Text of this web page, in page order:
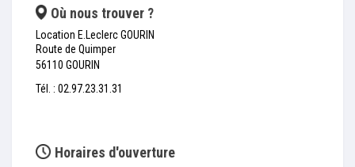
Où nous trouver ?
Location E.Leclerc GOURIN
Route de Quimper
56110 GOURIN
Tél. : 02.97.23.31.31
Horaires d'ouverture